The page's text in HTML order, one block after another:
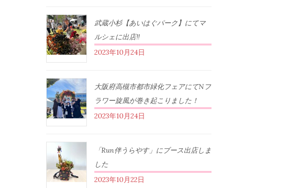
武蔵小杉【あいはぐパーク】にてマ
ルシェに出店‼︎
2023年10月24日
大阪府高槻市都市緑化フェアにてNフ
ラワー旋風が巻き起こりました！
2023年10月24日
「Run伴うらやす」にブース出店しま
した
2023年10月22日